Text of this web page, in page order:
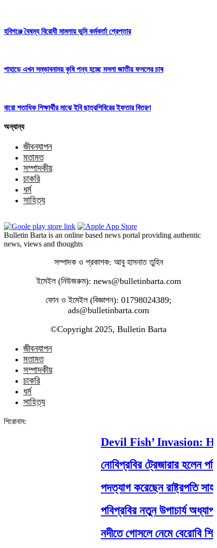
হবিগঞ্জে বৈষম্য বিরোধী মামলায় ভূমি কর্মকর্তা গ্রেপ্তার
পাহাড়ে এখন সম্ভাবনাময় কৃষি পন্য হচ্ছে মসলা জাতীয় ফসলের চাষ
বারো শতাধিক শিক্ষার্থীর মাঝে ইবি ছাত্রশিবিরের ইফতার বিতরণ
অন্যান্য
জীবনযাপন
মতামত
সম্পাদকীয়
চাকরি
ধর্ম
সাহিত্য
Bulletin Barta is an online based news portal providing authentic
news, views and thoughts
সম্পাদক ও প্রকাশক: আবু হাসনাত তুহিন
ইমেইল (নিউজরুম): news@bulletinbarta.com
ফোন ও ইমেইল (বিজ্ঞাপন): 01798024389;
ads@bulletinbarta.com
©️Copyright 2025, Bulletin Barta
জীবনযাপন
মতামত
সম্পাদকীয়
চাকরি
ধর্ম
সাহিত্য
শিরোনাম:
Devil Fish’ Invasion:
নোবিপ্রবির ট্রেজারার হলেন
পদত্যাগ করেছেন রাষ্ট্রপতি
পবিপ্রবির নতুন উপাচার্য
নদীতে গোসলে নেমে বেরোবি